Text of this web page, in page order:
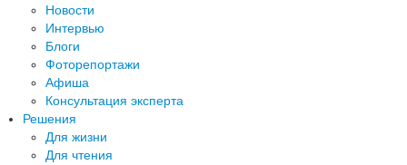
Новости
Интервью
Блоги
Фоторепортажи
Афиша
Консультация эксперта
Решения
Для жизни
Для чтения